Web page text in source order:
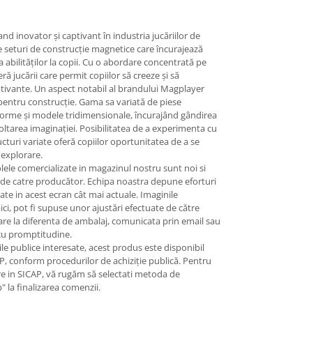
sau componenete magnetice. Magnetii care se
un obiect metalic in interiorul corpului uman pot
imediat asistenta medicala in cazul in care
copiilor mai mici de 3 ani. Jucaria/produsul
sau inhala existand pericolul de sufocare sau nu
Nu lasati ambalajele jucariilor/produselor la
al jucariei/produsului inainte de a da
copilul in timp ce se joaca/foloseste
pentru referinte viitoare. Pastrati
produsul de temperaturi ridicate si umiditate.
ambalajul original pus la dispozitie de catre
orientativ si informativ. Nuanta, tonul si
pot varia in functie de ecranul de pe care se
inovator și captivant în industria jucăriilor de
de construcție magnetice care încurajează
abilităților la copii. Cu o abordare concentrată pe
jucării care permit copiilor să creeze și să
Un aspect notabil al brandului Magplayer
construcție. Gama sa variată de piese
și modele tridimensionale, încurajând gândirea
imaginației. Posibilitatea de a experimenta cu
variate oferă copiilor oportunitatea de a se
comercializate in magazinul nostru sunt noi si
catre producător. Echipa noastra depune eforturi
in acest ecran cât mai actuale. Imaginile
pot fi supuse unor ajustări efectuate de către
la diferenta de ambalaj, comunicata prin email sau
promptitudine.
publice interesate, acest produs este disponibil
conform procedurilor de achiziție publică. Pentru
SICAP, vă rugăm să selectati metoda de
la finalizarea comenzii.